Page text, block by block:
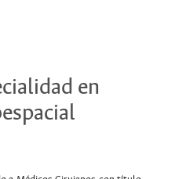
en